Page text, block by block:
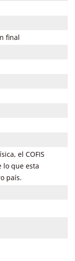
final
el COFIS
lo que esta
país.